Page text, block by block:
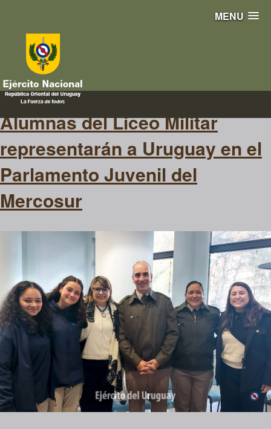
MENU
alumna
Alumnas del Liceo Militar
representarán a Uruguay en el
Parlamento Juvenil del
Mercosur